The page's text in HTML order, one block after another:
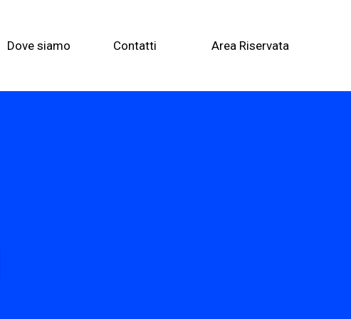
Dove siamo Contatti Area Riservata